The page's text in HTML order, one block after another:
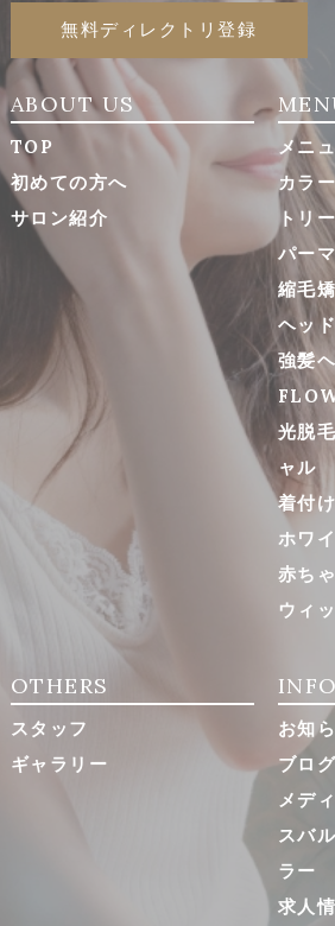
無料ディレクトリ登録
ABOUT US
TOP
初めての方へ
サロン紹介
メニ
カラ
トリ
パー
縮毛
ヘッ
強髪
光脱
ャル
着付
ホワ
赤ち
ウィ
OTHERS
スタッフ
ギャラリー
INFO
お知
ブログ
メデ
スバ
ラー
求人